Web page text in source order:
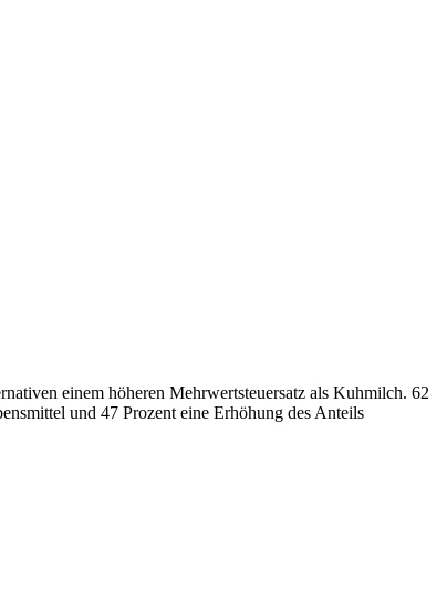
einem höheren Mehrwertsteuersatz als Kuhmilch. 62
und 47 Prozent eine Erhöhung des Anteils